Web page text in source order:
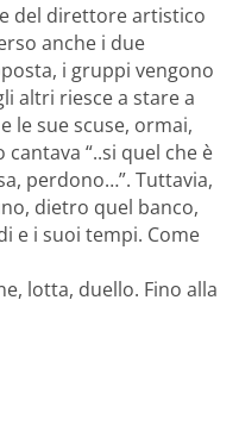
del direttore artistico
anche i due
i gruppi vengono
altri riesce a stare a
le sue scuse, ormai,
“..si quel che è
perdono…”. Tuttavia,
dietro quel banco,
e i suoi tempi. Come
lotta, duello. Fino alla